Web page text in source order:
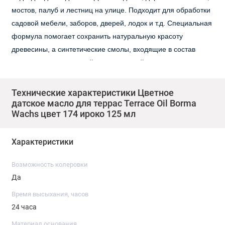
мостов, палуб и лестниц на улице. Подходит для обработки
садовой мебели, заборов, дверей, лодок и т.д. Специальная
формула помогает сохранить натуральную красоту
древесины, а синтетические смолы, входящие в состав
масла, делают его устойчивым к воздействию воды и
сохраняют естественный цвет дерева. Масло подходит для
жаркого климата.
добавлением уретановых смол. Придает
водоотталкивающие свойства.
Нанесите масло равномерно средним/тонким слоем на
Технические характеристики Цветное
датское масло для террас Terrace Oil Borma
Wachs цвет 174 ироко 125 мл
Характеристики
Возможность колеровки
Да
Время высыхания, часов
24 часа